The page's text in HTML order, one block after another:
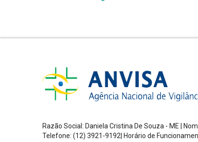
Razão Social: Daniela Cristina De Souza - ME |
Telefone: (12) 3921-9192| Horário de